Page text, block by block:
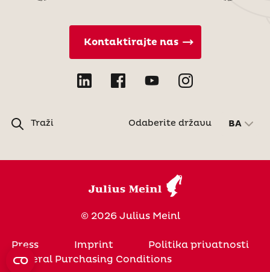
Traži
Kontaktirajte nas
Odaberite državu BA
© 2026 Julius Meinl
Press Imprint
Politika privatnosti
General Purchasing Conditions